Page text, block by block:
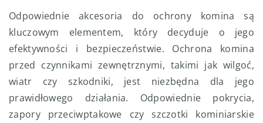
Odpowiednie akcesoria do ochrony komina są
kluczowym elementem, który decyduje o jego
efektywności i bezpieczeństwie. Ochrona komina
przed czynnikami zewnętrznymi, takimi jak wilgoć,
wiatr czy szkodniki, jest niezbędna dla jego
prawidłowego działania. Odpowiednie pokrycia,
zapory przeciwptakowe czy szczotki kominiarskie